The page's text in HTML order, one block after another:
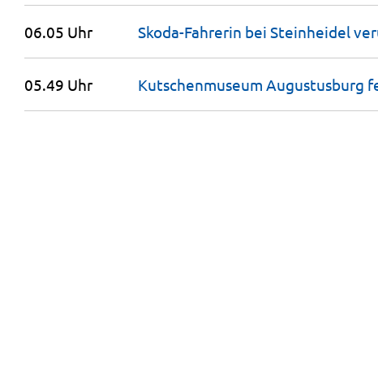
06.05 Uhr Skoda-Fahrerin bei Steinheidel
05.49 Uhr Kutschenmuseum Augustusburg